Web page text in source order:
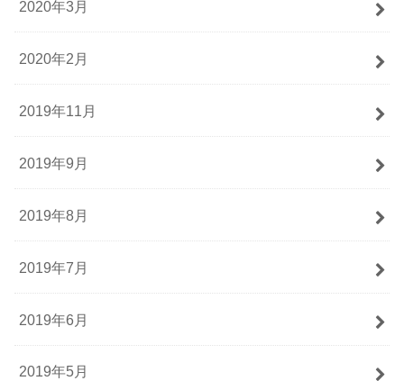
2020年3月
2020年2月
2019年11月
2019年9月
2019年8月
2019年7月
2019年6月
2019年5月